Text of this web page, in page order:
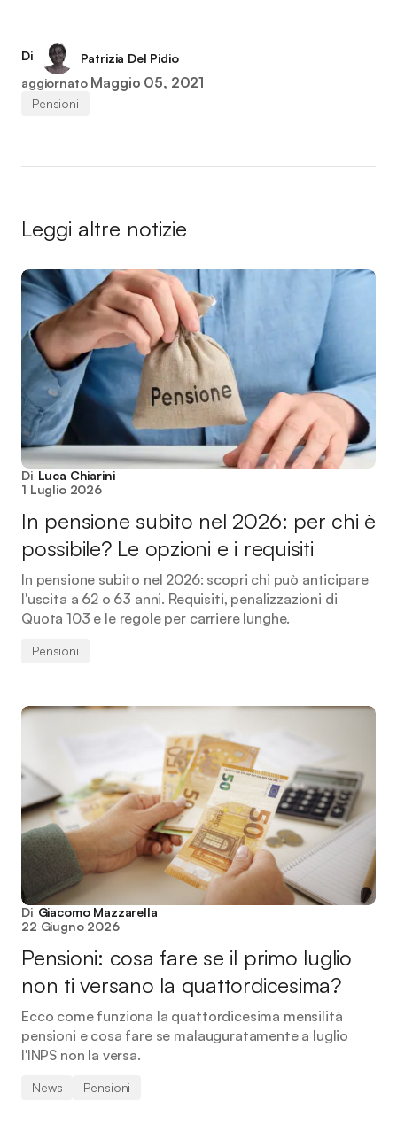
Di
Patrizia Del Pidio
aggiornato Maggio 05, 2021
Pensioni
Leggi altre notizie
Di Luca Chiarini
1 Luglio 2026
In pensione subito nel 2026: per chi è
possibile? Le opzioni e i requisiti
In pensione subito nel 2026: scopri chi può anticipare
l'uscita a 62 o 63 anni. Requisiti, penalizzazioni di
Quota 103 e le regole per carriere lunghe.
Pensioni
Di Giacomo Mazzarella
22 Giugno 2026
Pensioni: cosa fare se il primo luglio
non ti versano la quattordicesima?
Ecco come funziona la quattordicesima mensilità
pensioni e cosa fare se malauguratamente a luglio
l'INPS non la versa.
News Pensioni